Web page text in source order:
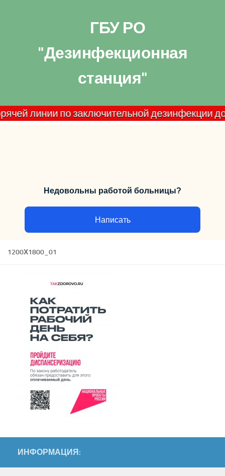
ГБУ РО
"Дезинфекционная
станция"
линии по заключительной дезинфекции
Недовольны работой больницы?
Написать
1200Х1800_01
ИНФОРМАЦИЯ: